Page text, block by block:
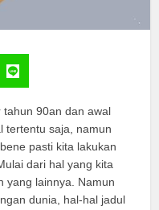
tahun 90an dan awal
tertentu saja, namun
pasti kita lakukan
dari hal yang kita
yang lainnya. Namun
dunia, hal-hal jadul